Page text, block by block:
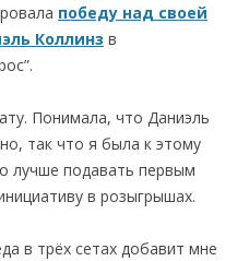
победу над своей
Коллинз в
Понимала, что Даниэль
так что я была к этому
лучше подавать первым
в розыгрышах.
в трёх сетах добавит мне